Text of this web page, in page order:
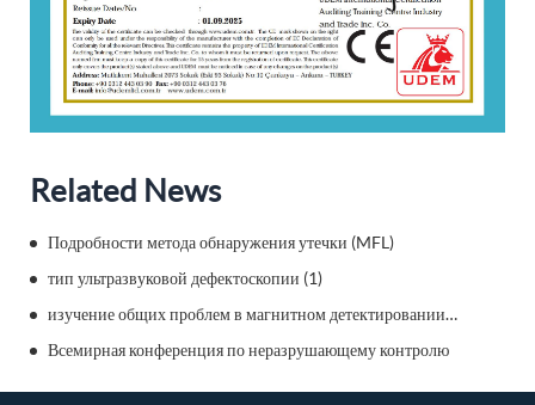
Related News
Подробности метода обнаружения утечки (MFL)
тип ультразвуковой дефектоскопии (1)
изучение общих проблем в магнитном детектировании утечки насоса
Всемирная конференция по неразрушающему контролю